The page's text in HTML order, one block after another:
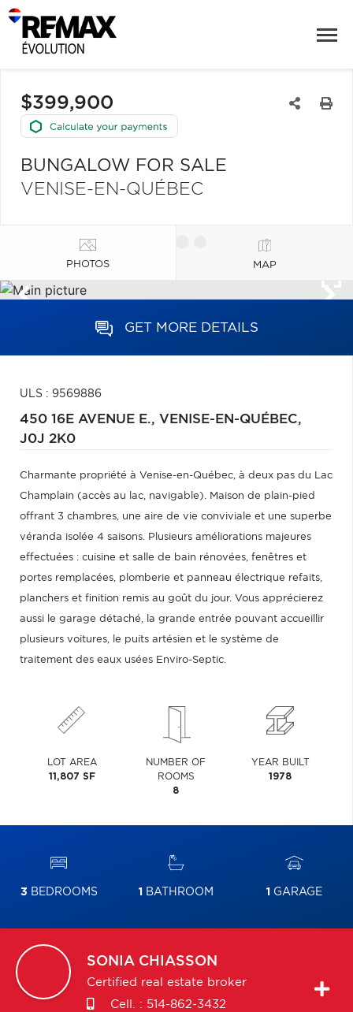
$399,900
BUNGALOW FOR SALE
VENISE-EN-QUÉBEC
PHOTOS MAP
GET MORE DETAILS
ULS : 9569886
450 16E AVENUE E., VENISE-EN-QUÉBEC,
J0J 2K0
Charmante propriété à Venise-en-Québec, à deux pas du Lac
Champlain (accès au lac, navigable). Maison de plain-pied
offrant 3 chambres, une aire de vie conviviale et une superbe
véranda isolée 4 saisons. Plusieurs améliorations majeures
effectuées : cuisine et salle de bain rénovées, fenêtres et
portes remplacées, plomberie et panneau électrique refaits,
planchers et finition remis au goût du jour. Vous apprécierez
aussi le garage détaché, la grande entrée pouvant accueillir
plusieurs voitures, le puits artésien et le système de
traitement des eaux usées Enviro-Septic.
LOT AREA
11,807 SF
NUMBER OF
ROOMS
8
YEAR BUILT
1978
3 BEDROOMS 1 BATHROOM 1 GARAGE
SONIA CHIASSON
Certified real estate broker
Cell. : 514-862-3432